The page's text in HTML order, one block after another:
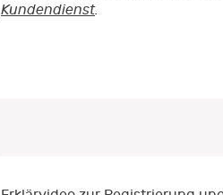
Kundendienst.